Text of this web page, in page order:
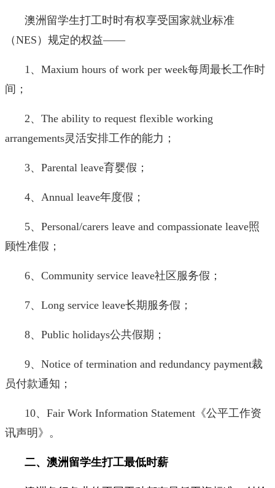
澳洲留学生打工时时有权享受国家就业标准
（NES）规定的权益——
1、Maxium hours of work per week每周最长工作时
间；
2、The ability to request flexible working
arrangements灵活安排工作的能力；
3、Parental leave育婴假；
4、Annual leave年度假；
5、Personal/carers leave and compassionate leave照
顾性准假；
6、Community service leave社区服务假；
7、Long service leave长期服务假；
8、Public holidays公共假期；
9、Notice of termination and redundancy payment裁
员付款通知；
10、Fair Work Information Statement《公平工作资
讯声明》。
二、澳洲留学生打工最低时薪